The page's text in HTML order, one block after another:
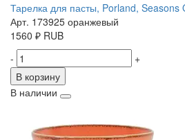
Тарелка для пасты, Porland,
Арт. 173925 оранжевый
1560 ₽ RUB
-
+
В корзину
В наличии